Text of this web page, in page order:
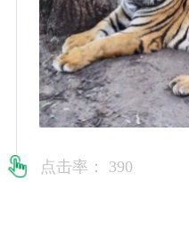
点击率： 390